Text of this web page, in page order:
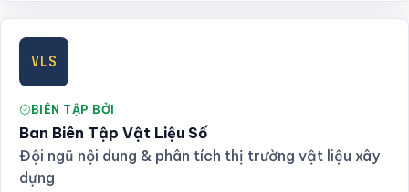
VLS
BIÊN TẬP BỞI
Ban Biên Tập Vật Liệu Số
Đội ngũ nội dung & phân tích thị trường vật liệu xây
dựng